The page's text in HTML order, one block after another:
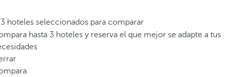
hoteles seleccionados para comparar
hasta 3 hoteles y reserva el que mejor se adapte a tus